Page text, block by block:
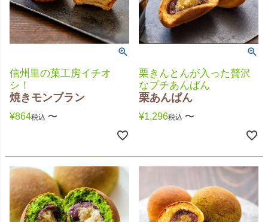
信州里の菓工房イチオ
シ！
焼きモンブラン
¥864税込 〜
栗きんとんが入った贅沢
なプチあんぱん
栗あんぱん
¥1,296税込 〜